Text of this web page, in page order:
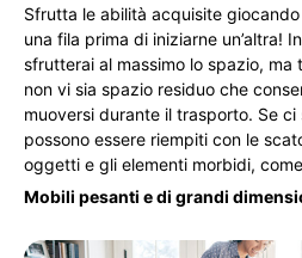
Sfrutta le abilità acquisite
una fila prima di iniziarne un’altra!
sfrutterai al massimo lo spazio, ma
non vi sia spazio residuo che
muoversi durante il trasporto. Se
possono essere riempiti con le
oggetti e gli elementi morbidi,
Mobili pesanti e di grandi